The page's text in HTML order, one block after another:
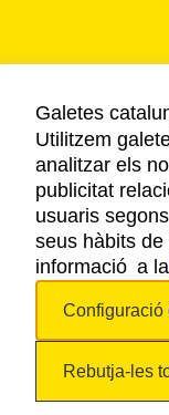
Galetes
Utilitzem
analitzar els
publicitat
usuaris
seus hàbits
informació a la
Configuració
Rebutja-les